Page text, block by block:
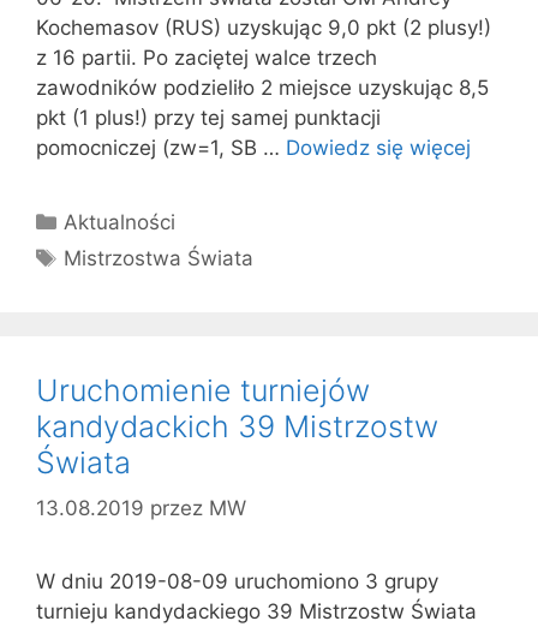
Kochemasov (RUS) uzyskując 9,0 pkt (2 plusy!)
z 16 partii. Po zaciętej walce trzech
zawodników podzieliło 2 miejsce uzyskując 8,5
pkt (1 plus!) przy tej samej punktacji
pomocniczej (zw=1, SB … Dowiedz się więcej
Kategorie
Aktualności
Tagi
Mistrzostwa Świata
Uruchomienie turniejów
kandydackich 39 Mistrzostw
Świata
13.08.2019 przez MW
W dniu 2019-08-09 uruchomiono 3 grupy
turnieju kandydackiego 39 Mistrzostw Świata